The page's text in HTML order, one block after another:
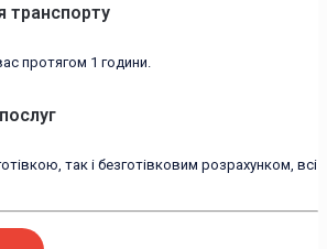
транспорту
протягом 1 години.
так і безготівковим розрахунком, всі